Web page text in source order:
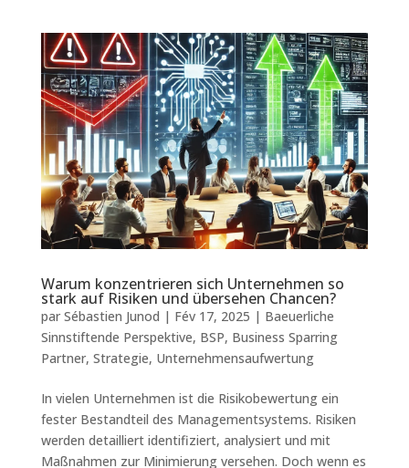
Warum konzentrieren sich Unternehmen so
stark auf Risiken und übersehen Chancen?
par Sébastien Junod | Fév 17, 2025 | Baeuerliche
Sinnstiftende Perspektive, BSP, Business Sparring
Partner, Strategie, Unternehmensaufwertung
In vielen Unternehmen ist die Risikobewertung ein
fester Bestandteil des Managementsystems. Risiken
werden detailliert identifiziert, analysiert und mit
Maßnahmen zur Minimierung versehen. Doch wenn es